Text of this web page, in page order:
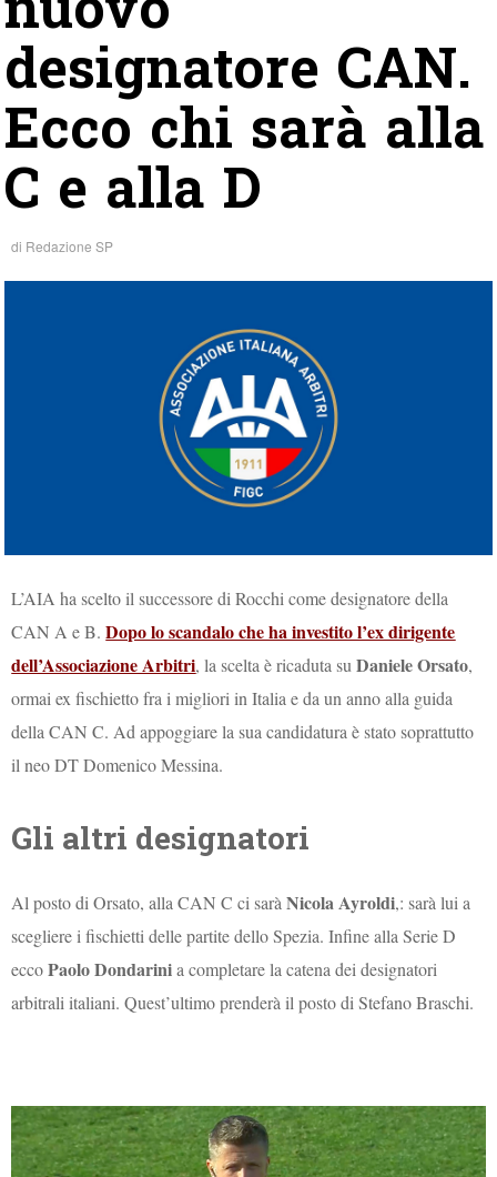
designatore CAN.
Ecco chi sarà alla
C e alla D
di Redazione SP
L’AIA ha scelto il successore di Rocchi come designatore della
CAN A e B.Dopo lo scandalo che ha investito l’ex dirigente
dell’Associazione Arbitri, la scelta è ricaduta suDaniele Orsato,
ormai ex fischietto fra i migliori in Italia e da un anno alla guida
della CAN C. Ad appoggiare la sua candidatura è stato soprattutto
il neo DT Domenico Messina.
Gli altri designatori
Al posto di Orsato, alla CAN C ci saràNicola Ayroldi,: sarà lui a
scegliere i fischietti delle partite dello Spezia. Infine alla Serie D
eccoPaolo Dondarinia completare la catena dei designatori
arbitrali italiani. Quest’ultimo prenderà il posto di Stefano Braschi.